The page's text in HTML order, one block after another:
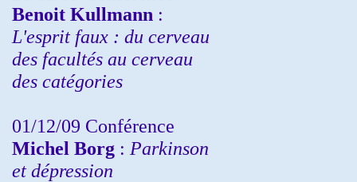
Benoit Kullmann :
L'esprit faux : du cerveau
des facultés au cerveau
des catégories
01/12/09 Conférence
Michel Borg : Parkinson
et dépression